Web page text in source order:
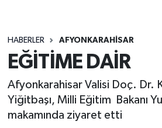
HABERLER AFYONKARAHİSAR
EĞİTİME DAİR
Afyonkarahisar Valisi Doç. Dr.
Yiğitbaşı, Milli Eğitim Bakanı
makamında ziyaret etti